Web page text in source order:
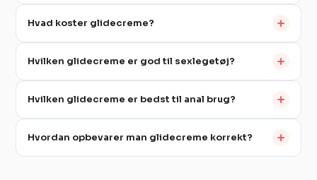
Hvad koster glidecreme?
Hvilken glidecreme er god til sexlegetøj?
Hvilken glidecreme er bedst til anal brug?
Hvordan opbevarer man glidecreme korrekt?